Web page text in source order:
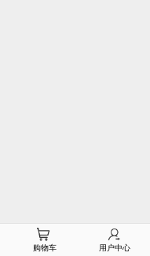
购物车 用户中心